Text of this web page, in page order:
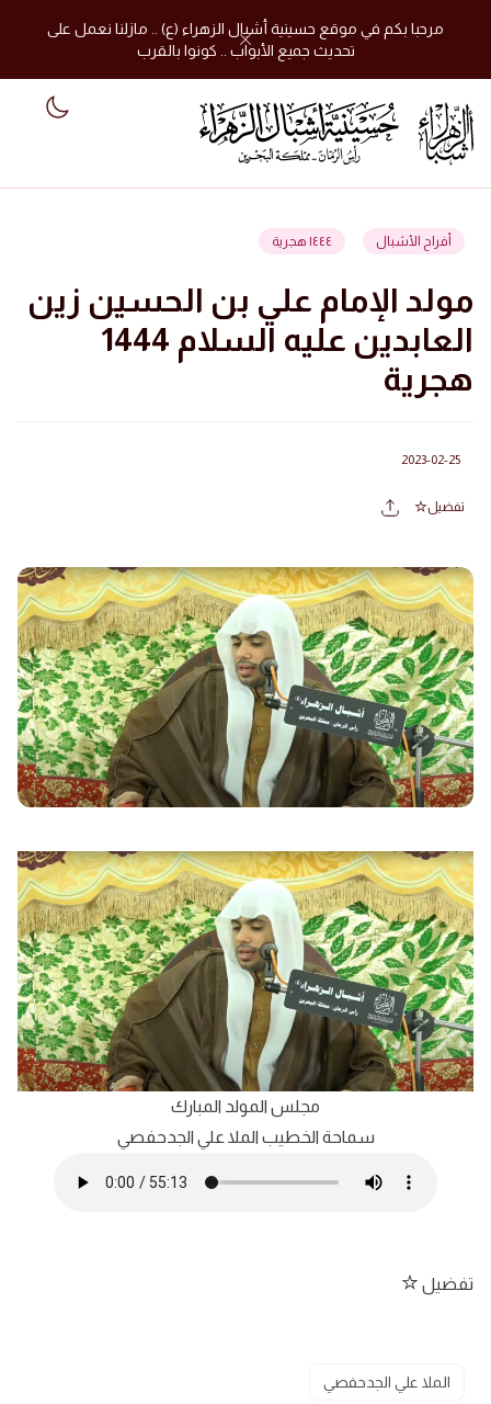
مرحبا بكم في موقع حسينية أشبال الزهراء (ع) .. مازلنا نعمل على
تحديث جميع الأبواب .. كونوا بالقرب
أفراح الأشبال ١٤٤٤ هجرية
مولد الإمام علي بن الحسين زين
العابدين عليه السلام 1444
هجرية
2023-02-25
تفضيل
مجلس المولد المبارك
سماحة الخطيب الملا علي الجدحفصي
تفضيل
الملا علي الجدحفصي